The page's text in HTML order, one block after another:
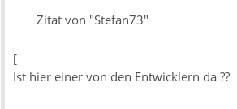
Zitat von "Stefan73"
[
Ist hier einer von den Entwicklern da ??